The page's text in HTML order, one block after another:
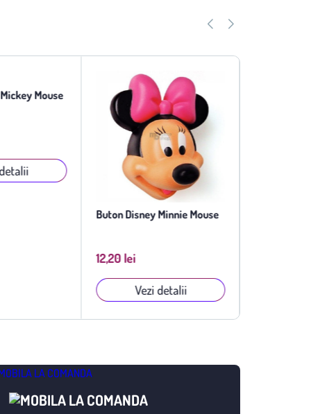
Mouse
Buton Disney Minnie Mouse
12,20 lei
Vezi detalii